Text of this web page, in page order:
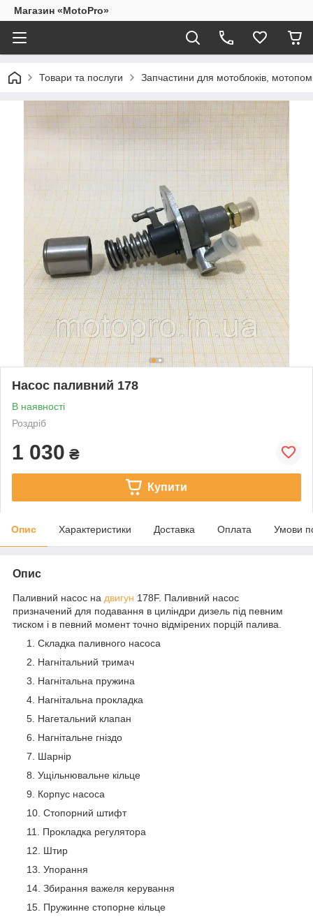
Магазин «MotoPro»
Товари та послуги Запчастини для мотоблоків,
Насос паливний 178
В наявності
Роздріб
1 030 ₴
Купити
Опис Характеристики Доставка Оплата Умови
Опис
Паливний насос на двигун 178F. Паливний насос
призначений для подавання в циліндри дизель під певним
тиском і в певний момент точно відмірених порцій палива.
Складка паливного насоса
Нагнітальний тримач
Нагнітальна пружина
Нагнітальна прокладка
Нагетальний клапан
Нагнітальне гніздо
Шарнір
Ущільнювальне кільце
Корпус насоса
Стопорний штифт
Прокладка регулятора
Штир
Упорання
Збирання важеля керування
Пружинне стопорне кільце